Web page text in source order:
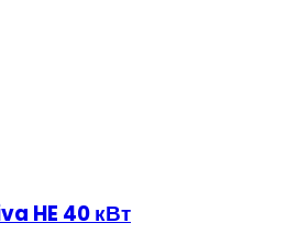
HE 40 кВт